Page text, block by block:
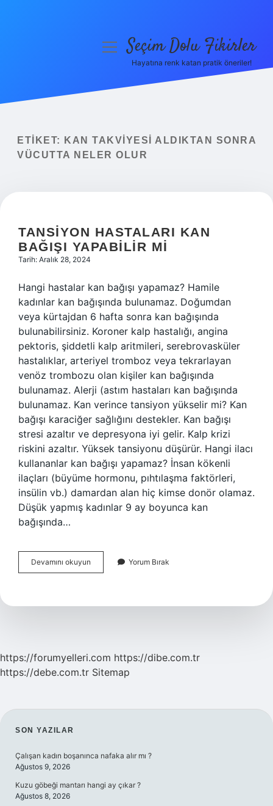
Yasal Uyarı
menüyüSeçim Dolu Fikirler
Hayatına renk katan pratik öneriler!
ETIKET:
KAN TAKVIYESI ALDIKTAN SONRA
VÜCUTTA NELER OLUR
TANSIYON HASTALARI KAN
BAĞIŞI YAPABILIR MI
Tarih: Aralık 28, 2024
Hangi hastalar kan bağışı yapamaz? Hamile
kadınlar kan bağışında bulunamaz. Doğumdan
veya kürtajdan 6 hafta sonra kan bağışında
bulunabilirsiniz. Koroner kalp hastalığı, angina
pektoris, şiddetli kalp aritmileri, serebrovasküler
hastalıklar, arteriyel tromboz veya tekrarlayan
venöz trombozu olan kişiler kan bağışında
bulunamaz. Alerji (astım hastaları kan bağışında
bulunamaz. Kan verince tansiyon yükselir mi? Kan
bağışı karaciğer sağlığını destekler. Kan bağışı
stresi azaltır ve depresyona iyi gelir. Kalp krizi
riskini azaltır. Yüksek tansiyonu düşürür. Hangi ilacı
kullananlar kan bağışı yapamaz? İnsan kökenli
ilaçları (büyüme hormonu, pıhtılaşma faktörleri,
insülin vb.) damardan alan hiç kimse donör olamaz.
Düşük yapmış kadınlar 9 ay boyunca kan
bağışında…
Devamını okuyun Tansiyon
Hastaları
Yapabilir
Yorum Bırak
https://forumyelleri.com https://dibe.com.tr
https://debe.com.tr Sitemap
SIDEBAR
SON YAZILAR
Çalışan kadın boşanınca nafaka alır mı ?
Ağustos 9, 2026
Kuzu göbeği mantarı hangi ay çıkar ?
Ağustos 8, 2026